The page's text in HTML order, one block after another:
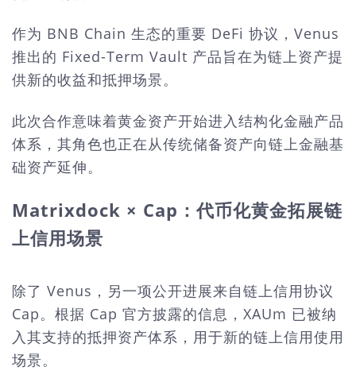
作为 BNB Chain 生态的重要 DeFi 协议，Venus
推出的 Fixed-Term Vault 产品旨在为链上资产提
供新的收益和抵押场景。
此次合作意味着黄金资产开始进入结构化金融产品
体系，其角色也正在从传统储备资产向链上金融基
础资产延伸。
Matrixdock × Cap：代币化黄金拓展链
上信用场景
除了 Venus，另一项公开进展来自链上信用协议
Cap。根据 Cap 官方披露的信息，XAUm 已被纳
入其支持的抵押资产体系，用于新的链上信用使用
场景。